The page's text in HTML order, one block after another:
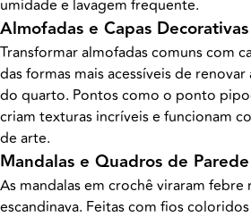
umidade e lavagem frequente.
Almofadas e Capas Decorativas
Transformar almofadas comuns com
das formas mais acessíveis de
do quarto. Pontos como o ponto
criam texturas incríveis e funcionam
de arte.
Mandalas e Quadros de Parede
As mandalas em crochê viraram
escandinava. Feitas com fios